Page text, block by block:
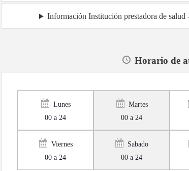
Información Institución prestadora de
Horario de
Lunes
00 a 24
Martes
00 a 24
Viernes
00 a 24
Sabado
00 a 24